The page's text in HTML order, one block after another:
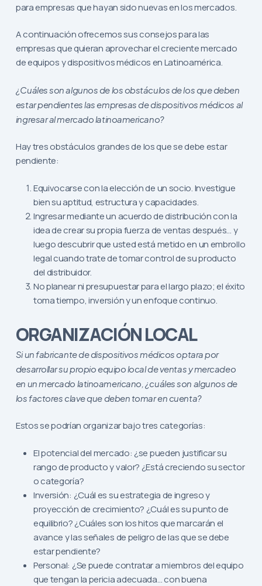
para empresas que hayan sido nuevas en los mercados.
A continuación ofrecemos sus consejos para las
empresas que quieran aprovechar el creciente mercado
de equipos y dispositivos médicos en Latinoamérica.
¿Cuáles son algunos de los obstáculos de los que deben
estar pendientes las empresas de dispositivos médicos al
ingresar al mercado latinoamericano?
Hay tres obstáculos grandes de los que se debe estar
pendiente:
Equivocarse con la elección de un socio. Investigue
bien su aptitud, estructura y capacidades.
Ingresar mediante un acuerdo de distribución con la
idea de crear su propia fuerza de ventas después… y
luego descubrir que usted está metido en un embrollo
legal cuando trate de tomar control de su producto
del distribuidor.
No planear ni presupuestar para el largo plazo; el éxito
toma tiempo, inversión y un enfoque continuo.
ORGANIZACIÓN LOCAL
Si un fabricante de dispositivos médicos optara por
desarrollar su propio equipo local de ventas y mercadeo
en un mercado latinoamericano, ¿cuáles son algunos de
los factores clave que deben tomar en cuenta?
Estos se podrían organizar bajo tres categorías:
El potencial del mercado: ¿se pueden justificar su
rango de producto y valor? ¿Está creciendo su sector
o categoría?
Inversión: ¿Cuál es su estrategia de ingreso y
proyección de crecimiento? ¿Cuál es su punto de
equilibrio? ¿Cuáles son los hitos que marcarán el
avance y las señales de peligro de las que se debe
estar pendiente?
Personal: ¿Se puede contratar a miembros del equipo
que tengan la pericia adecuada… con buena